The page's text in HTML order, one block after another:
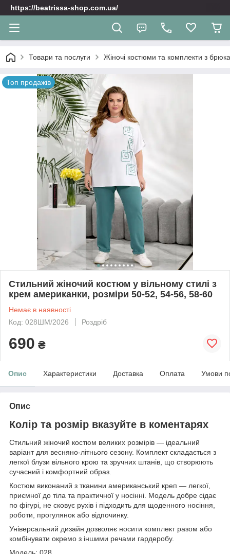
https://beatrissa-shop.com.ua/
Товари та послуги Жіночі костюми та комплекти з
Топ продажів
Стильний жіночий костюм у вільному стилі з
крем американки, розміри 50-52, 54-56, 58-60
Немає в наявності
Код: 028ШМ/2026
Роздріб
690 ₴
Опис Характеристики Доставка Оплата Умови
Опис
Колір та розмір вказуйте в коментарях
Стильний жіночий костюм великих розмірів — ідеальний
варіант для весняно-літнього сезону. Комплект складається з
легкої блузи вільного крою та зручних штанів, що створюють
сучасний і комфортний образ.
Костюм виконаний з тканини американський креп — легкої,
приємної до тіла та практичної у носінні. Модель добре сідає
по фігурі, не сковує рухів і підходить для щоденного носіння,
роботи, прогулянок або відпочинку.
Універсальний дизайн дозволяє носити комплект разом або
комбінувати окремо з іншими речами гардеробу.